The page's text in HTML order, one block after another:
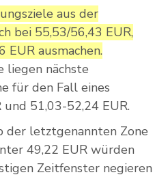
aus der
bei 55,53/56,43 EUR,
EUR ausmachen.
liegen nächste
für den Fall eines
und 51,03-52,24 EUR.
der letztgenannten Zone
49,22 EUR würden
Zeitfenster negieren